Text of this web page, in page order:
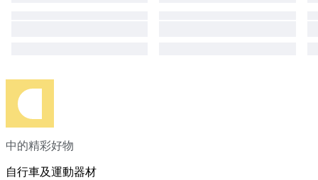
中的精彩好物
自行車及運動器材